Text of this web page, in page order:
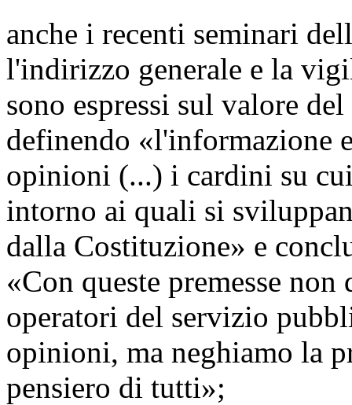
anche i recenti seminari
l'indirizzo generale e la
sono espressi sul valore
definendo «l'informazione
opinioni (...) i cardini su
intorno ai quali si
dalla Costituzione» e
«Con queste premesse
operatori del servizio
opinioni, ma neghiamo la
pensiero di tutti»;